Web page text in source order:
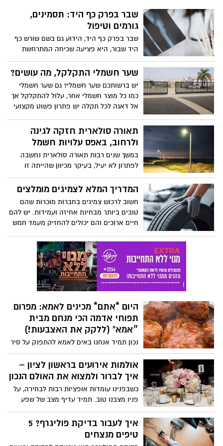
כתרים, גשרים או תותבות נשלפות. למרות
ששתל דנטלי נחשב לשתל בעל מבנה פשוט
יחסית, קיימים פרמטרים רבים שמבדלים את
סוגי השתלים השונים.
פלדה או אלומיניום בהתאם לסוג החומר
שצריך לחתוך.
שבר בפרק כף היד: תסמינים,
גורמים וטיפול
שבר בפרק כף היד, הידוע גם בשם שורש כף
היד שבור, היא פציעה שכיחה המתרחשת
כאשר אחת או יותר מהעצמות בשורש כף היד
נשברות. זה יכול לקרות כתוצאה מנפילה,
היד. במאמר זה נדון בסימפטומים, בגורמים
ובאפשרויות הטיפול לשבר בפרק כף היד, וכן
בטיפים למניעה וניהול של הפציעה.
שער חשמלי התקלקל, מה עושים?
יש ברשותכם שער חשמלי? גם שער חשמלי
כמו כל מוצר חשמלי אחר, עלול להתקלקל אך
אל דאגה לכל תקלה יש פתרון פשוט מקצועי
תאורה סולארית חזקה לגינה
ולרחוב, באפס עלויות חשמל
במשך שנים רבות תאורה סולארית נחשבה
לפתרון לא יעיל, בעיקר מכיוון שהייתה זו
תאורה חלשה ועמומה שאינה יכולה להוות
תחליף אמתי לתאורה הנדרשת. כיום המצב
אלו הולכים ומקבלים תאוצה, והיום אנו יכולים
לראות אותם אפילו ברחובות הערים ומקומות
ציבוריים בהם נעשה שימוש באמצעים כגון
פנס סולארי לרחוב המספק תאורת רחוב
חזקה ואפקטיבית.
המדריך המלא לצמיגים מומלצים
חשוב לרכוש צמיגים בחברות מוכרות שהם
טובים ביותר מבחינת אחיזה ועמידות. יש להם
חיים ארוכים והם יכולים להחזיק מעמד חמש
היום *אתם* מכינים לאמא: מפרום
תפוחי אדמה הכי מנחם מבית
״אמא" (ללקק את האצבעות!)
נכון תמיד אנחנו באים לאמא להתפנק על סיר
מנחם ועל אוכל של בית? ומה יותר בית ממנת
מפרום מופלאה, משביעה ומלאת זכרונות
ילדות נוסטלגיים? אז היום, אולי גם לכבוד יום
הולכים לבשל לאמא את המפרום שעשתה
לכם כל הילדות באהבה ענקית! לא להילחץ כי
המהממת הזאת, עם בשר טחון ועסיסי,
שעטוף בתפוחי אדמה רכים ונימוחים ורוטב
אולמות אירועים בראשון לציון –
איך לברור ולמצוא את האולם הנכון
כשבפנינו עומדות אופציות רבות לבחירה, על
פניו מצבנו טוב. תמיד עדיף מצב של שפע
מאשר על מצב של מחסור. הבעיה היא,
שמתוך השפע הזה אנחנו צריכים לדעת כיצד
לברור ולבחור בסופו של דבר את הבחירה
איך לעבור בדיקת פוליגרף? 5
טיפים מנצחים